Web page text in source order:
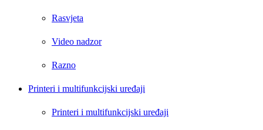
Rasvjeta
Video nadzor
Razno
Printeri i multifunkcijski uređaji
Printeri i multifunkcijski uređaji